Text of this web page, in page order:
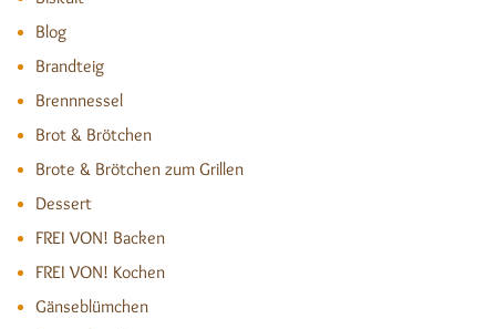
Blog
Brandteig
Brennnessel
Brot & Brötchen
Brote & Brötchen zum Grillen
Dessert
FREI VON! Backen
FREI VON! Kochen
Gänseblümchen